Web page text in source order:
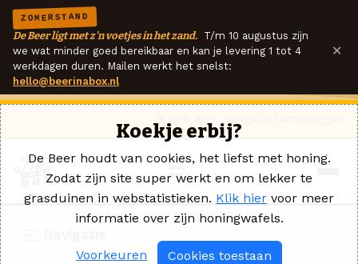
ZOMERSTAND
De Beer ligt met z'n voetjes in het zand. T/m 10 augustus zijn
we wat minder goed bereikbaar en kan je levering 1 tot 4
werkdagen duren. Mailen werkt het snelst:
hello@beerinabox.nl
×
Koekje erbij?
De Beer houdt van cookies, het liefst met honing.
Zodat zijn site super werkt en om lekker te
grasduinen in webstatistieken. Klik hier voor meer
informatie over zijn honingwafels.
Voorkeuren Cookies toestaan